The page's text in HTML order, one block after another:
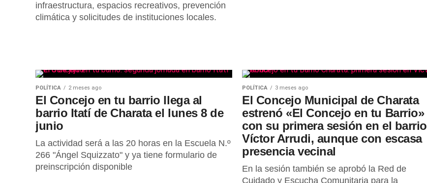
infraestructura, espacios recreativos, prevención
climática y solicitudes de instituciones locales.
POLÍTICA 2 meses ago
El Concejo en tu barrio llega al
barrio Itatí de Charata el lunes 8 de
junio
La actividad será a las 20 horas en la Escuela N.º
266 "Ángel Squizzato" y ya tiene formulario de
preinscripción disponible
POLÍTICA 3 meses ago
El Concejo Municipal de Charata
estrenó «El Concejo en tu Barrio»
con su primera sesión en el barrio
Víctor Arrudi, aunque con escasa
presencia vecinal
En la sesión también se aprobó la Red de
Cuidado y Escucha Comunitaria para la